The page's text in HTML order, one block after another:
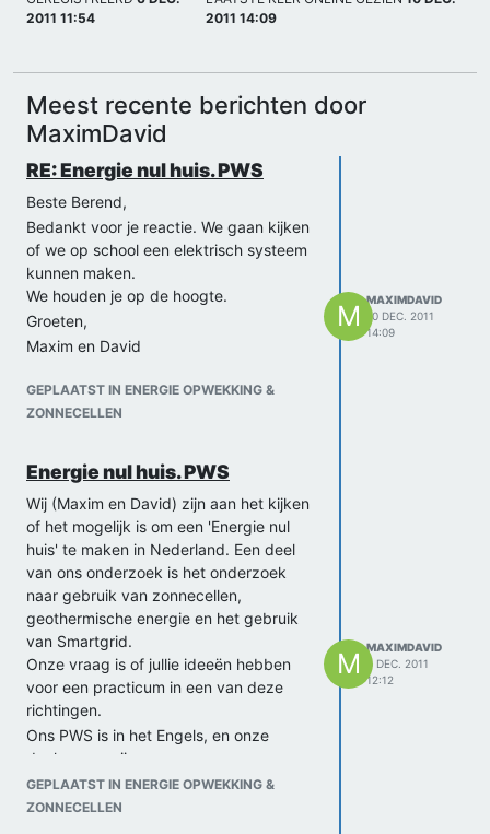
2011 11:54
2011 14:09
Meest recente berichten door
MaximDavid
RE: Energie nul huis. PWS
Beste Berend,
Bedankt voor je reactie. We gaan kijken
of we op school een elektrisch systeem
kunnen maken.
We houden je op de hoogte.
Groeten,
Maxim en David
GEPLAATST IN ENERGIE OPWEKKING &
ZONNECELLEN
M MAXIMDAVID
10 DEC. 2011
14:09
Energie nul huis. PWS
Wij (Maxim en David) zijn aan het kijken
of het mogelijk is om een 'Energie nul
huis' te maken in Nederland. Een deel
van ons onderzoek is het onderzoek
naar gebruik van zonnecellen,
geothermische energie en het gebruik
van Smartgrid.
Onze vraag is of jullie ideeën hebben
voor een practicum in een van deze
richtingen.
Ons PWS is in het Engels, en onze
deelvragen zijn:
-How can sufficient electricity be
produced for a house, without emitting
GEPLAATST IN ENERGIE OPWEKKING &
ZONNECELLEN
M MAXIMDAVID
6 DEC. 2011
12:12